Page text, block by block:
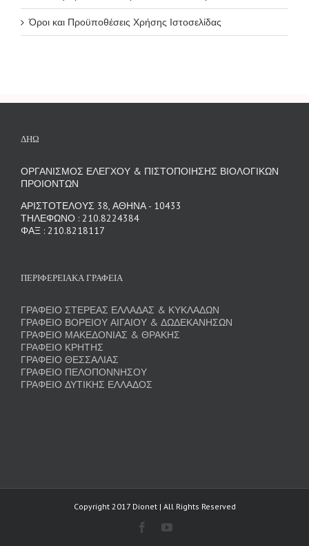
Όροι και Προϋποθέσεις Χρήσης Ιστοσελίδας
ΔΗΩ
ΟΡΓΑΝΙΣΜΟΣ ΕΛΕΓΧΟΥ & ΠΙΣΤΟΠΟΙΗΣΗΣ ΒΙΟΛΟΓΙΚΩΝ
ΠΡΟΙΟΝΤΩΝ
ΑΡΙΣΤΟΤΕΛΟΥΣ 38, ΑΘΗΝΑ - 10433
ΤΗΛΕΦΩΝΟ : 210.8224384
ΦΑΞ : 210.8218117
ΠΕΡΙΦΕΡΕΙΑΚΑ ΓΡΑΦΕΙΑ
ΓΡΑΦΕΙΟ ΣΤΕΡΕΑΣ ΕΛΛΑΔΑΣ & ΚΥΚΛΑΔΩΝ
ΓΡΑΦΕΙΟ ΒΟΡΕΙΟΥ ΑΙΓΑΙΟΥ & ΔΩΔΕΚΑΝΗΣΩΝ
ΓΡΑΦΕΙΟ ΜΑΚΕΔΟΝΙΑΣ & ΘΡΑΚΗΣ
ΓΡΑΦΕΙΟ ΚΡΗΤΗΣ
ΓΡΑΦΕΙΟ ΘΕΣΣΑΛΙΑΣ
ΓΡΑΦΕΙΟ ΠΕΛΟΠΟΝΝΗΣΟΥ
ΓΡΑΦΕΙΟ ΔΥΤΙΚΗΣ ΕΛΛΑΔΟΣ
Copyright 2017 Dionet | All Rights Reserved
FacebookYouTube